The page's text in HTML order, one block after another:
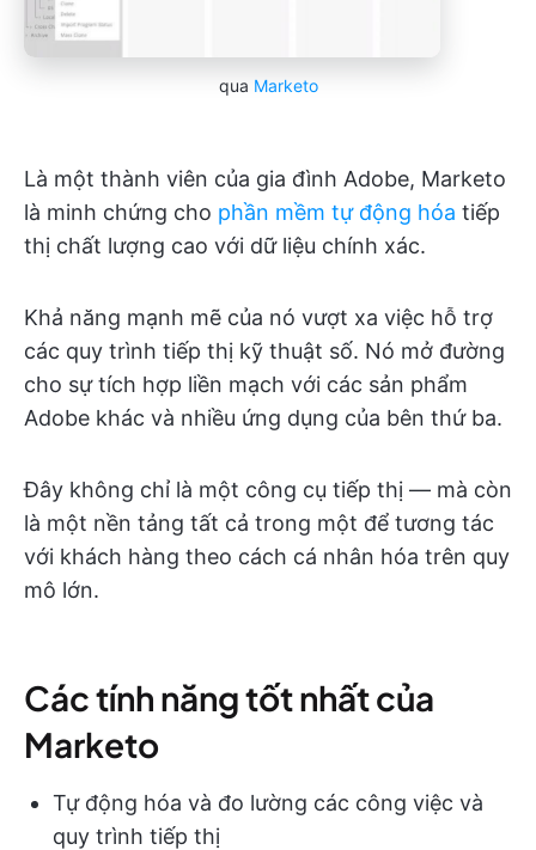
qua Marketo
Là một thành viên của gia đình Adobe, Marketo
là minh chứng cho phần mềm tự động hóa tiếp
thị chất lượng cao với dữ liệu chính xác.
Khả năng mạnh mẽ của nó vượt xa việc hỗ trợ
các quy trình tiếp thị kỹ thuật số. Nó mở đường
cho sự tích hợp liền mạch với các sản phẩm
Adobe khác và nhiều ứng dụng của bên thứ ba.
Đây không chỉ là một công cụ tiếp thị — mà còn
là một nền tảng tất cả trong một để tương tác
với khách hàng theo cách cá nhân hóa trên quy
mô lớn.
Các tính năng tốt nhất của
Marketo
Tự động hóa và đo lường các công việc và
quy trình tiếp thị